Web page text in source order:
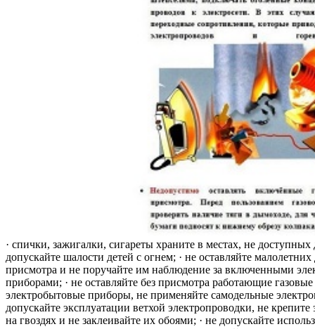
· спички, зажигалки, сигареты храните в местах, не доступных
допускайте шалости детей с огнем; · не оставляйте малолетних
присмотра и не поручайте им наблюдение за включенными
приборами; · не оставляйте без присмотра работающие
электробытовые приборы, не применяйте самодельные
допускайте эксплуатации ветхой электропроводки, не крепите
на гвоздях и не заклеивайте их обоями; · не допускайте